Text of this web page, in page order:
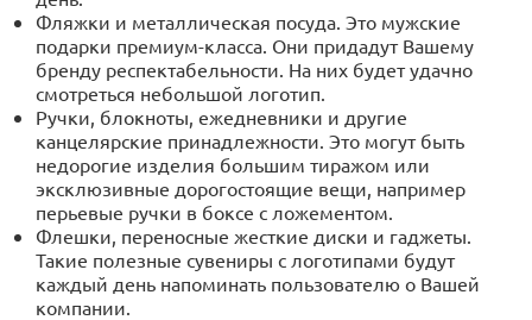
Фляжки и металлическая посуда. Это мужские
подарки премиум-класса. Они придадут Вашему
бренду респектабельности. На них будет удачно
смотреться небольшой логотип.
Ручки, блокноты, ежедневники и другие
канцелярские принадлежности. Это могут быть
недорогие изделия большим тиражом или
эксклюзивные дорогостоящие вещи, например
перьевые ручки в боксе с ложементом.
Флешки, переносные жесткие диски и гаджеты.
Такие полезные сувениры с логотипами будут
каждый день напоминать пользователю о Вашей
компании.